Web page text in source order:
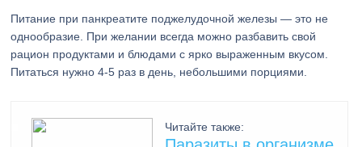
Питание при панкреатите поджелудочной железы — это не
однообразие. При желании всегда можно разбавить свой
рацион продуктами и блюдами с ярко выраженным вкусом.
Питаться нужно 4-5 раз в день, небольшими порциями.
Читайте также: